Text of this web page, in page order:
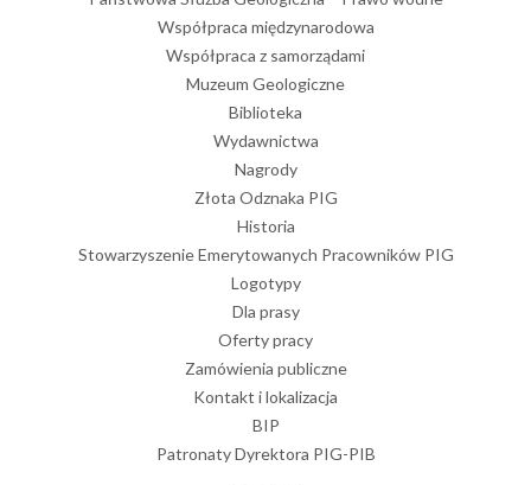
Współpraca międzynarodowa
Współpraca z samorządami
Muzeum Geologiczne
Biblioteka
Wydawnictwa
Nagrody
Złota Odznaka PIG
Historia
Stowarzyszenie Emerytowanych Pracowników PIG
Logotypy
Dla prasy
Oferty pracy
Zamówienia publiczne
Kontakt i lokalizacja
BIP
Patronaty Dyrektora PIG-PIB